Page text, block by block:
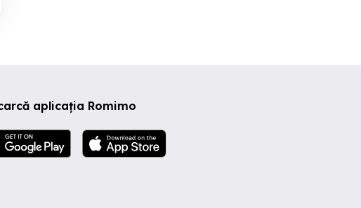
aplicația Romimo